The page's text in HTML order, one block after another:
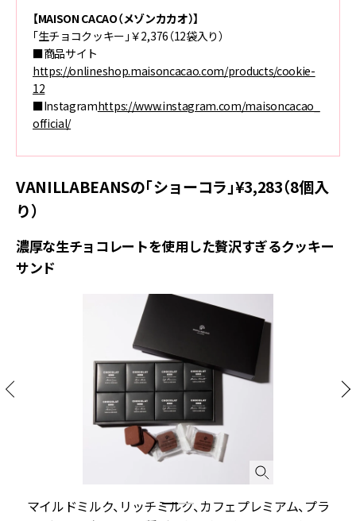
【MAISON CACAO（メゾンカカオ）】
「生チョコクッキー」￥2,376（12袋入り）
■商品サイト
https://onlineshop.maisoncacao.com/products/cookie-
12
■Instagramhttps://www.instagram.com/maisoncacao_
official/
VANILLABEANSの「ショーコラ」¥3,283（8個入
り）
濃厚な生チョコレートを使用した贅沢すぎるクッキー
サンド
マイルドミルク、リッチミルク、カフェプレミアム、プラ